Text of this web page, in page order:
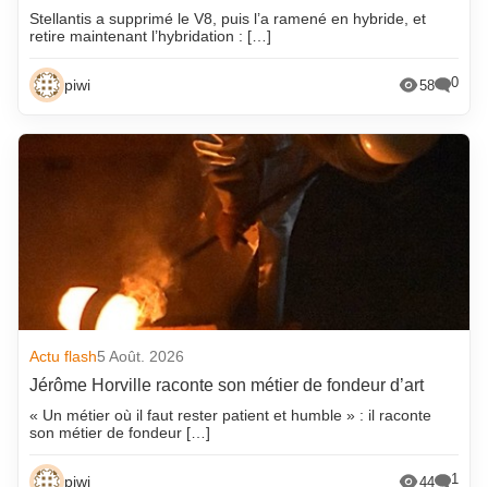
Stellantis a supprimé le V8, puis l’a ramené en hybride, et
retire maintenant l’hybridation : […]
piwi 58 0
Actu flash5 Août. 2026
Jérôme Horville raconte son métier de fondeur d’art
« Un métier où il faut rester patient et humble » : il raconte
son métier de fondeur […]
piwi 44 1